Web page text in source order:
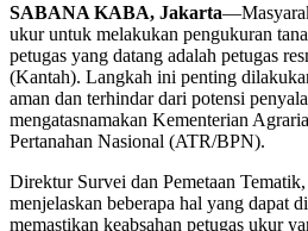
SABANA KABA, Jakarta
ukur untuk melakukan pengukuran
petugas yang datang adalah petugas
(Kantah). Langkah ini penting
aman dan terhindar dari potensi
mengatasnamakan Kementerian
Pertanahan Nasional (ATR/BPN).
Direktur Survei dan Pemetaan
menjelaskan beberapa hal yang dapat
memastikan keabsahan petugas ukur